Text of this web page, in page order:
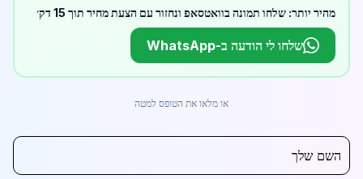
מהיר יותר: שלחו תמונה בוואטסאפ ונחזור עם הצעת מחיר תוך 15 דק׳
שלחו לי הודעה ב-WhatsApp
או מלאו את הטופס למטה